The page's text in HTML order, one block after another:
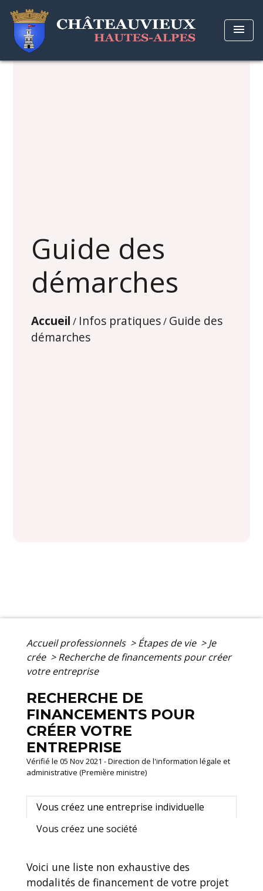
menu
Guide des
démarches
Accueil / Infos pratiques/ Guide des
démarches
Accueil professionnels > Étapes de vie > Je
crée > Recherche de financements pour créer
votre entreprise
RECHERCHE DE
FINANCEMENTS POUR
CRÉER VOTRE
ENTREPRISE
Vérifié le 05 Nov 2021 - Direction de l'information légale et
administrative (Première ministre)
Vous créez une entreprise individuelle
Vous créez une société
Voici une liste non exhaustive des
modalités de financement de votre projet